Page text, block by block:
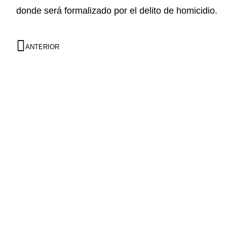
donde será formalizado por el delito de homicidio.
ANTERIOR